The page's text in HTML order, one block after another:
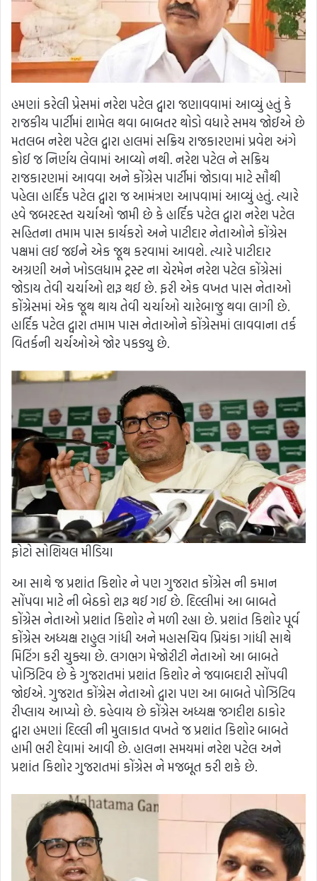
હમણાં કરેલી પ્રેસમાં નરેશ પટેલ દ્વારા જણાવવામાં આવ્યું હતું કે
રાજકીય પાર્ટીમાં શામેલ થવા બાબતર થોડો વધારે સમય જોઈએ છે
મતલબ નરેશ પટેલ દ્વારા હાલમાં સક્રિય રાજકારણમાં પ્રવેશ અંગે
કોઈ જ નિર્ણય લેવામાં આવ્યો નથી. નરેશ પટેલ ને સક્રિય
રાજકારણમાં આવવા અને કોંગ્રેસ પાર્ટીમાં જોડાવા માટે સૌથી
પહેલા હાર્દિક પટેલ દ્વારા જ આમંત્રણ આપવામાં આવ્યું હતું. ત્યારે
હવે જબરદસ્ત ચર્ચાઓ જામી છે કે હાર્દિક પટેલ દ્વારા નરેશ પટેલ
સહિતના તમામ પાસ કાર્યકરો અને પાટીદાર નેતાઓને કોંગ્રેસ
પક્ષમાં લઈ જઈને એક જૂથ કરવામાં આવશે. ત્યારે પાટીદાર
અગ્રણી અને ખોડલધામ ટ્રસ્ટ ના ચેરમેન નરેશ પટેલ કોંગ્રેસાં
જોડાય તેવી ચર્ચાઓ શરૂ થઈ છે. ફરી એક વખત પાસ નેતાઓ
કોંગ્રેસમાં એક જૂથ થાય તેવી ચર્ચાઓ ચારેબાજુ થવા લાગી છે.
હાર્દિક પટેલ દ્વારા તમામ પાસ નેતાઓને કોંગ્રેસમાં લાવવાના તર્ક
વિતર્કની ચર્ચઓએ જોર પકડ્યુ છે.
ફોટો સોશિયલ મીડિયા
આ સાથે જ પ્રશાંત કિશોર ને પણ ગુજરાત કોંગ્રેસ ની કમાન
સોંપવા માટે ની બેઠકો શરૂ થઈ ગઈ છે. દિલ્લીમાં આ બાબતે
કોંગ્રેસ નેતાઓ પ્રશાંત કિશોર ને મળી રહ્યા છે. પ્રશાંત કિશોર પૂર્વ
કોંગ્રેસ અધ્યક્ષ રાહુલ ગાંધી અને મહાસચિવ પ્રિયંકા ગાંધી સાથે
મિટિંગ કરી ચુક્યા છે. લગભગ મેજોરીટી નેતાઓ આ બાબતે
પોઝિટિવ છે કે ગુજરાતમાં પ્રશાંત કિશોર ને જવાબદારી સોંપવી
જોઈએ. ગુજરાત કોંગ્રેસ નેતાઓ દ્વારા પણ આ બાબતે પોઝિટિવ
રીપ્લાય આપ્યો છે. કહેવાય છે કોંગ્રેસ અધ્યક્ષ જગદીશ ઠાકોર
દ્વારા હમણાં દિલ્લી ની મુલાકાત વખતે જ પ્રશાંત કિશોર બાબતે
હામી ભરી દેવામાં આવી છે. હાલના સમયમાં નરેશ પટેલ અને
પ્રશાંત કિશોર ગુજરાતમાં કોંગ્રેસ ને મજબૂત કરી શકે છે.